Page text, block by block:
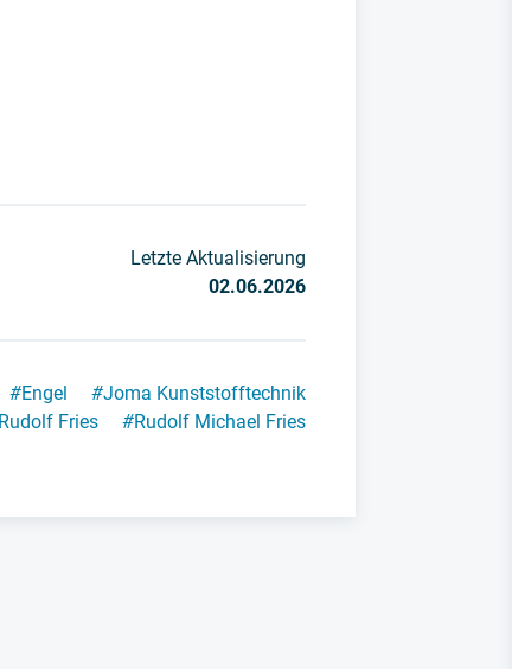
Letzte Aktualisierung
02.06.2026
#Engel #Joma Kunststofftechnik
Fries #Rudolf Michael Fries